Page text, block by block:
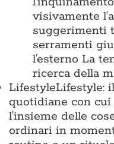
visivamente
suggerimenti
serramenti
l’esterno La
ricerca della
LifestyleLifestyle:
quotidiane con
l’insieme delle
ordinari in